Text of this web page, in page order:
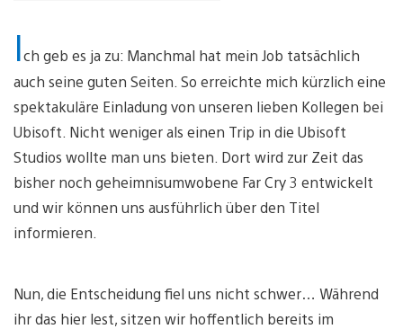
Ich geb es ja zu: Manchmal hat mein Job tatsächlich
auch seine guten Seiten. So erreichte mich kürzlich eine
spektakuläre Einladung von unseren lieben Kollegen bei
Ubisoft. Nicht weniger als einen Trip in die Ubisoft
Studios wollte man uns bieten. Dort wird zur Zeit das
bisher noch geheimnisumwobene Far Cry 3 entwickelt
und wir können uns ausführlich über den Titel
informieren.
Nun, die Entscheidung fiel uns nicht schwer… Während
ihr das hier lest, sitzen wir hoffentlich bereits im